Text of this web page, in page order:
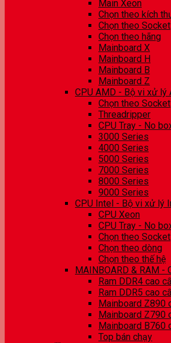
Main Xeon
Chọn theo kích
Chọn theo Socket
Chọn theo hãng
Mainboard X
Mainboard H
Mainboard B
Mainboard Z
CPU AMD - Bộ vi xử lý
Chọn theo Socket
Threadripper
CPU Tray - No
3000 Series
4000 Series
5000 Series
7000 Series
8000 Series
9000 Series
CPU Intel - Bộ vi xử lý
CPU Xeon
CPU Tray - No
Chọn theo Socket
Chọn theo dòng
Chọn theo thế hệ
MAINBOARD & RAM -
Ram DDR4 cao
Ram DDR5 cao
Mainboard Z890
Mainboard Z790
Mainboard B760
Top bán chạy